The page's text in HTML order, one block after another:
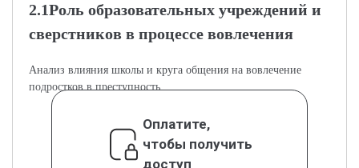
2.1Роль образовательных учреждений и
сверстников в процессе вовлечения
Анализ влияния школы и круга общения на вовлечение
подростков в преступность.
Оплатите,
чтобы получить
доступ